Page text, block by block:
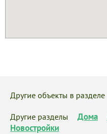
Другие объекты в разделе
Другие разделы Дома
Новостройки